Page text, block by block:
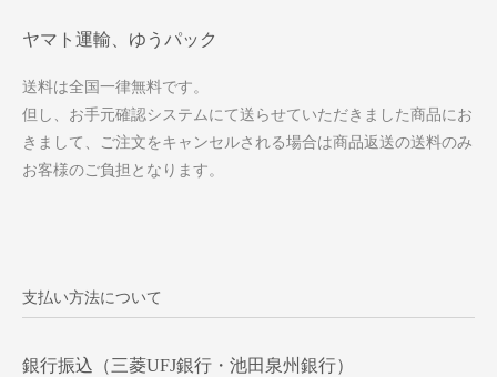
ヤマト運輸、ゆうパック
送料は全国一律無料です。
但し、お手元確認システムにて送らせていただきました商品にお
きまして、ご注文をキャンセルされる場合は商品返送の送料のみ
お客様のご負担となります。
支払い方法について
銀行振込（三菱UFJ銀行・池田泉州銀行）